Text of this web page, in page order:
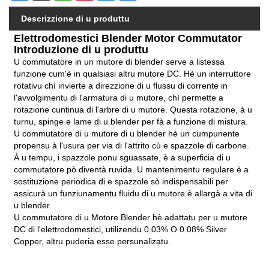
Descrizzione di u produttu
Elettrodomestici Blender Motor Commutator
Introduzione di u produttu
U commutatore in un mutore di blender serve a listessa
funzione cum'è in qualsiasi altru mutore DC. Hè un interruttore
rotativu chì invierte a direzzione di u flussu di corrente in
l'avvolgimentu di l'armatura di u mutore, chì permette a
rotazione cuntinua di l'arbre di u mutore. Questa rotazione, à u
turnu, spinge e lame di u blender per fà a funzione di mistura.
U commutatore di u mutore di u blender hè un cumpunente
propensu à l'usura per via di l'attrito cù e spazzole di carbone.
À u tempu, i spazzole ponu sguassate, è a superficia di u
commutatore pò diventà ruvida. U mantenimentu regulare è a
sostituzione periodica di e spazzole sò indispensabili per
assicurà un funziunamentu fluidu di u mutore è allargà a vita di
u blender.
U commutatore di u Motore Blender hè adattatu per u mutore
DC di l'elettrodomestici, utilizendu 0.03% O 0.08% Silver
Copper, altru puderia esse persunalizatu.